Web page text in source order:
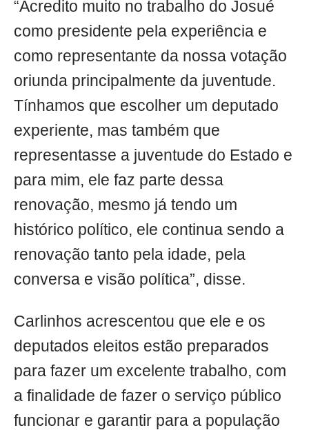
“Acredito muito no trabalho do Josué
como presidente pela experiência e
como representante da nossa votação
oriunda principalmente da juventude.
Tínhamos que escolher um deputado
experiente, mas também que
representasse a juventude do Estado e
para mim, ele faz parte dessa
renovação, mesmo já tendo um
histórico político, ele continua sendo a
renovação tanto pela idade, pela
conversa e visão política”, disse.
Carlinhos acrescentou que ele e os
deputados eleitos estão preparados
para fazer um excelente trabalho, com
a finalidade de fazer o serviço público
funcionar e garantir para a população